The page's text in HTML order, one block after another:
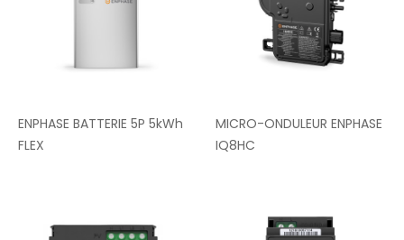
ENPHASE BATTERIE 5P 5kWh
FLEX
MICRO-ONDULEUR ENPHASE
IQ8HC